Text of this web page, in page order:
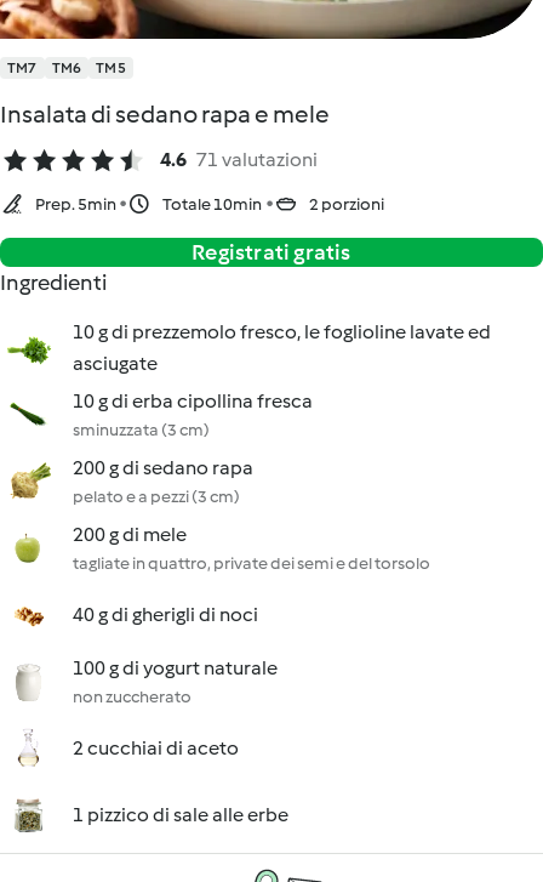
TM7 TM6 TM5
Insalata di sedano rapa e mele
4.6 71 valutazioni
Prep. 5min Totale 10min 2 porzioni
Registrati gratis
Ingredienti
10 g di prezzemolo fresco, le foglioline lavate ed
asciugate
10 g di erba cipollina fresca
sminuzzata (3 cm)
200 g di sedano rapa
pelato e a pezzi (3 cm)
200 g di mele
tagliate in quattro, private dei semi e del torsolo
40 g di gherigli di noci
100 g di yogurt naturale
non zuccherato
2 cucchiai di aceto
1 pizzico di sale alle erbe